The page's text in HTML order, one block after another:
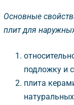
Основные
плит для
подложку и
плита